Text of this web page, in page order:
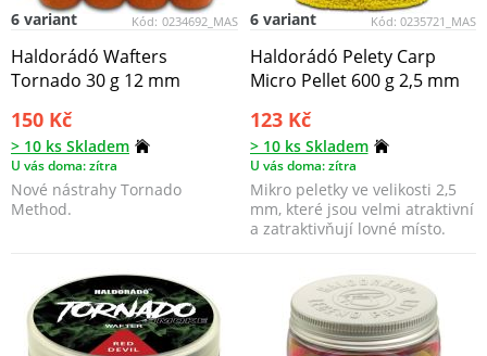
Kód: 0234692_MAS
6 variant
Haldorádó Wafters
Tornado 30 g 12 mm
150 Kč
> 10 ks Skladem
U vás doma: zítra
Nové nástrahy Tornado
Method.
Kód: 0235721_MAS
6 variant
Haldorádó Pelety Carp
Micro Pellet 600 g 2,5 mm
123 Kč
> 10 ks Skladem
U vás doma: zítra
Mikro peletky ve velikosti 2,5
mm, které jsou velmi atraktivní
a zatraktivňují lovné místo.